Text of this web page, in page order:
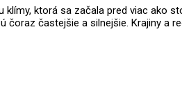
klímy, ktorá sa začala pred viac ako
čoraz častejšie a silnejšie. Krajiny a